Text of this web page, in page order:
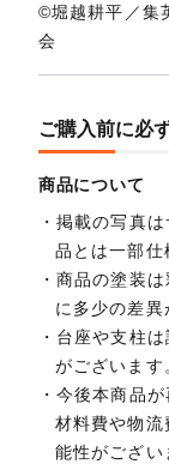
©堀越耕平／集
会
ご購入前に必
商品について
掲載の写真
品とは一部仕
商品の塗装
に多少の差異
台座や支柱
がございます
今後本商品
材料費や物流
能性がござい